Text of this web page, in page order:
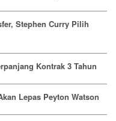
Stephen Curry Pilih
Kontrak 3 Tahun
Lepas Peyton Watson